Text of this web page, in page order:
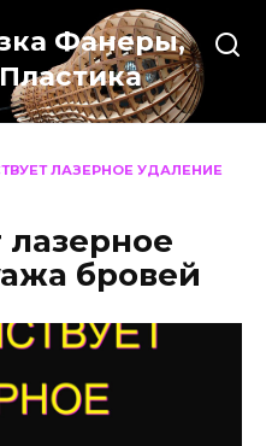
Фанеры,
ЛАЗЕРНОЕ УДАЛЕНИЕ
лазерное
бровей